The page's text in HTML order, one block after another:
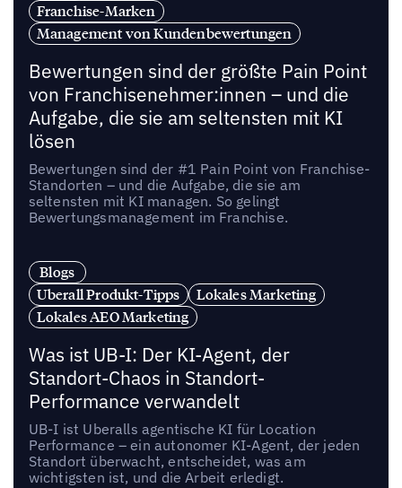
Franchise-Marken
Management von Kundenbewertungen
Bewertungen sind der größte Pain Point
von Franchisenehmer:innen – und die
Aufgabe, die sie am seltensten mit KI
lösen
Bewertungen sind der #1 Pain Point von Franchise-
Standorten – und die Aufgabe, die sie am
seltensten mit KI managen. So gelingt
Bewertungsmanagement im Franchise.
Blogs
Uberall Produkt-Tipps
Lokales Marketing
Lokales AEO Marketing
Was ist UB-I: Der KI-Agent, der
Standort-Chaos in Standort-
Performance verwandelt
UB-I ist Uberalls agentische KI für Location
Performance – ein autonomer KI-Agent, der jeden
Standort überwacht, entscheidet, was am
wichtigsten ist, und die Arbeit erledigt.